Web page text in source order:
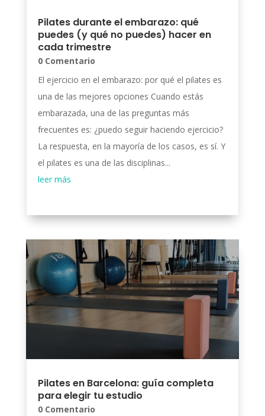
Pilates durante el embarazo: qué
puedes (y qué no puedes) hacer en
cada trimestre
0 Comentario
El ejercicio en el embarazo: por qué el pilates es
una de las mejores opciones Cuando estás
embarazada, una de las preguntas más
frecuentes es: ¿puedo seguir haciendo ejercicio?
La respuesta, en la mayoría de los casos, es sí. Y
el pilates es una de las disciplinas...
leer más
Pilates en Barcelona: guía completa
para elegir tu estudio
0 Comentario